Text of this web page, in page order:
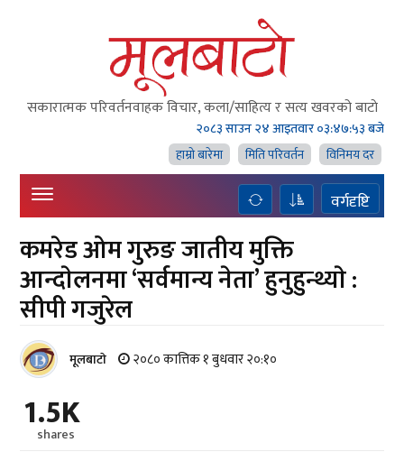
सकारात्मक परिवर्तनवाहक विचार, कला/साहित्य र सत्य खवरको बाटाे
२०८३ साउन २४ आइतवार०३:४७:५४ बजे
हाम्राे बारेमा
मिति परिवर्तन विनिमय दर
वर्गदृष्टि
कमरेड ओम गुरुङ जातीय मुक्ति
आन्दाेलनमा ‘सर्वमान्य नेता’ हुनुहुन्थ्याे :
सीपी गजुरेल
मूलबाटाे २०८० कात्तिक १ बुधवार २०:१०
1.5K
shares